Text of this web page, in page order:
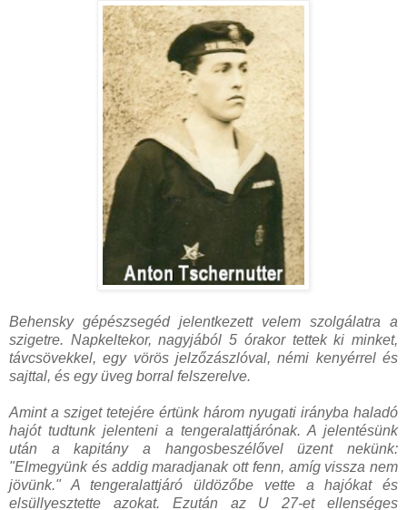
Behensky gépészsegéd jelentkezett velem szolgálatra a
szigetre. Napkeltekor, nagyjából 5 órakor tettek ki minket,
távcsövekkel, egy vörös jelzőzászlóval, némi kenyérrel és
sajttal, és egy üveg borral felszerelve.
Amint a sziget tetejére értünk három nyugati irányba haladó
hajót tudtunk jelenteni a tengeralattjárónak. A jelentésünk
után a kapitány a hangosbeszélővel üzent nekünk:
"Elmegyünk és addig maradjanak ott fenn, amíg vissza nem
jövünk." A tengeralattjáró üldözőbe vette a hajókat és
elsüllyesztette azokat. Ezután az U 27-et ellenséges